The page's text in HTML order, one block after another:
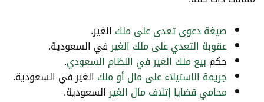
صيغة دعوى تعدى على ملك الغير.
عقوبة التعدي على ملك الغير في السعودية.
حكم بيع ملك الغير في النظام السعودي.
جريمة الاستيلاء على مال أو ملك الغير في السعودية.
محامي قضايا إتلاف مال الغير السعودية.